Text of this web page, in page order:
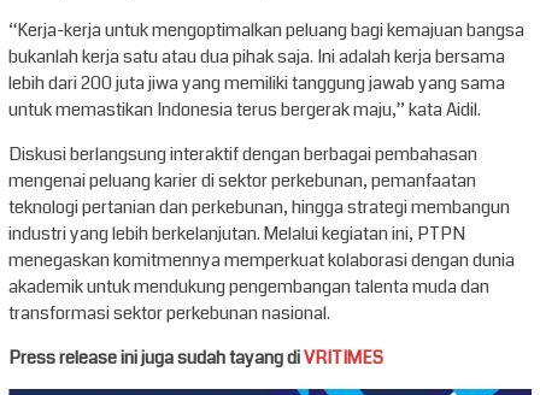
“Kerja-kerja untuk mengoptimalkan peluang bagi kemajuan bangsa
bukanlah kerja satu atau dua pihak saja. Ini adalah kerja bersama
lebih dari 200 juta jiwa yang memiliki tanggung jawab yang sama
untuk memastikan Indonesia terus bergerak maju,” kata Aidil.
Diskusi berlangsung interaktif dengan berbagai pembahasan
mengenai peluang karier di sektor perkebunan, pemanfaatan
teknologi pertanian dan perkebunan, hingga strategi membangun
industri yang lebih berkelanjutan. Melalui kegiatan ini, PTPN
menegaskan komitmennya memperkuat kolaborasi dengan dunia
akademik untuk mendukung pengembangan talenta muda dan
transformasi sektor perkebunan nasional.
Press release ini juga sudah tayang diVRITIMES